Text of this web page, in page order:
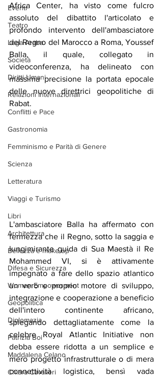
Eventi
Teatro
Lega Araba
Società
Diritti Umani
Relazioni Internazionali
Conflitti e Pace
Gastronomia
Femminismo e Parità di Genere
Scienza
Letteratura
Viaggi e Turismo
Libri
Architettura
Bellezza e make up
Difesa e Sicurezza
Women Empowerment
Geopolitica
Diplomazia
Patrizia Boi
Maddalena Celano
Chiara Cavalieri
Africa Center, ha visto come fulcro
assoluto del dibattito l'articolato e
profondo intervento dell'ambasciatore
del Regno del Marocco a Roma, Youssef
Balla, il quale, collegato in
videoconferenza, ha delineato con
massima precisione la portata epocale
delle nuove direttrici geopolitiche di
Rabat.
L'ambasciatore Balla ha affermato con
fermezza che il Regno, sotto la saggia e
lungimirante guida di Sua Maestà il Re
Mohammed VI, si è attivamente
impegnato a fare dello spazio atlantico
un vero e proprio motore di sviluppo,
integrazione e cooperazione a beneficio
dell'intero continente africano,
spiegando dettagliatamente come la
celebre Royal Atlantic Initiative non
debba essere ridotta a un semplice e
mero progetto infrastrutturale o di mera
connettività logistica, bensì vada